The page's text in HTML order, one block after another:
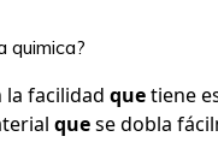
quimica?
la facilidad quetiene
quese dobla